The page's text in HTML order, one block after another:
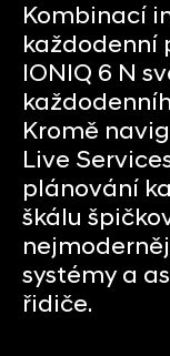
Kombinací
každodenní
IONIQ 6 N
Kromě
Live
plánování
škálu
systémy a
řidiče.